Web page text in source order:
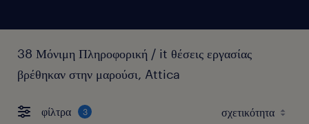
38 Μόνιμη Πληροφορική / it θέσεις εργασίας
βρέθηκαν στην μαρούσι, Attica
φίλτρα 3